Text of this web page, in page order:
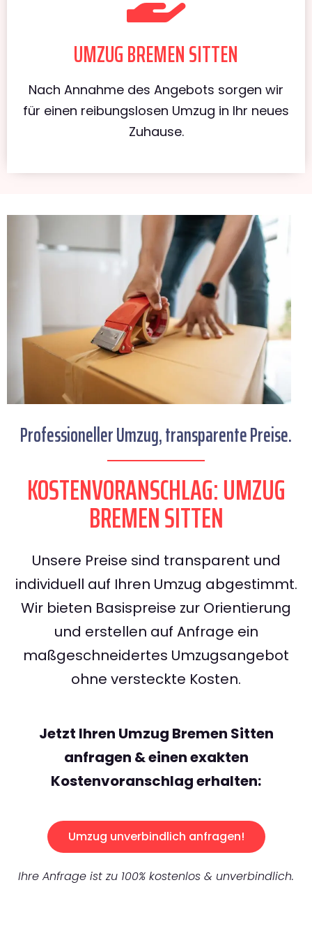
UMZUG BREMEN SITTEN
Nach Annahme des Angebots sorgen wir
für einen reibungslosen Umzug in Ihr neues
Zuhause.
Professioneller Umzug, transparente Preise.
KOSTENVORANSCHLAG: UMZUG
BREMEN SITTEN
Unsere Preise sind transparent und
individuell auf Ihren Umzug abgestimmt.
Wir bieten Basispreise zur Orientierung
und erstellen auf Anfrage ein
maßgeschneidertes Umzugsangebot
ohne versteckte Kosten.
Jetzt Ihren Umzug Bremen Sitten
anfragen & einen exakten
Kostenvoranschlag erhalten:
Umzug unverbindlich anfragen!
Ihre Anfrage ist zu 100% kostenlos & unverbindlich.